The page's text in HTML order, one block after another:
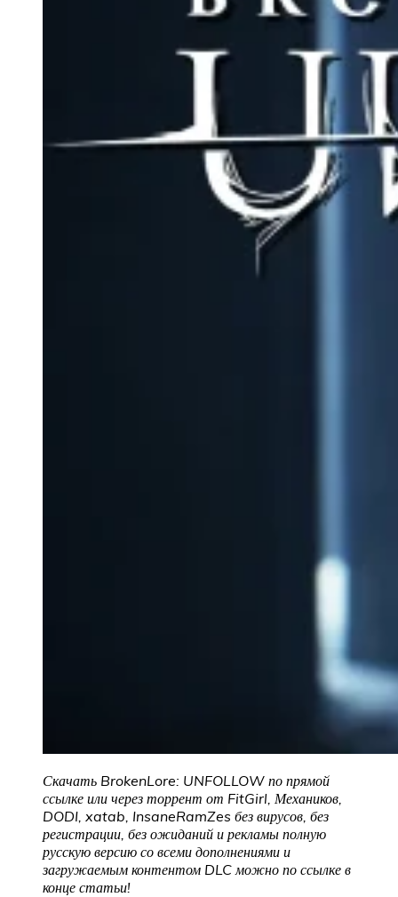
Скачать BrokenLore: UNFOLLOW по прямой
ссылке или через торрент от FitGirl, Механиков,
DODI, xatab, InsaneRamZes без вирусов, без
регистрации, без ожиданий и рекламы полную
русскую версию со всеми дополнениями и
загружаемым контентом DLC можно по ссылке в
конце статьи!